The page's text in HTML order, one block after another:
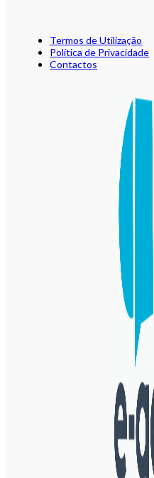
Termos de Utilização
Política de Privacidade
Contactos